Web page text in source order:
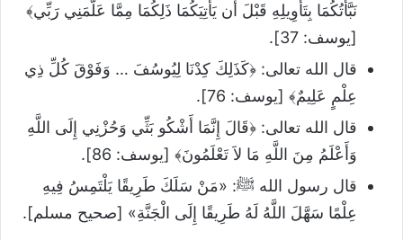
نَبَّأْتُكُمَا بِتَأْوِيلِهِ قَبْلَ أَن يَأْتِيَكُمَا ذَلِكُمَا مِمَّا عَلَّمَنِي رَبِّي﴾
[يوسف: 37].
قال الله تعالى: ﴿كَذَلِكَ كِدْنَا لِيُوسُفَ … وَفَوْقَ كُلِّ ذِي
عِلْمٍ عَلِيمٌ﴾ [يوسف: 76].
قال الله تعالى: ﴿قَالَ إِنَّمَا أَشْكُو بَثِّي وَحُزْنِي إِلَى اللَّهِ
وَأَعْلَمُ مِنَ اللَّهِ مَا لاَ تَعْلَمُونَ﴾ [يوسف: 86].
قال رسول الله ﷺ: «مَنْ سَلَكَ طَرِيقًا يَلْتَمِسُ فِيهِ
عِلْمًا سَهَّلَ اللَّهُ لَهُ طَرِيقًا إِلَى الْجَنَّةِ» [صحيح مسلم].